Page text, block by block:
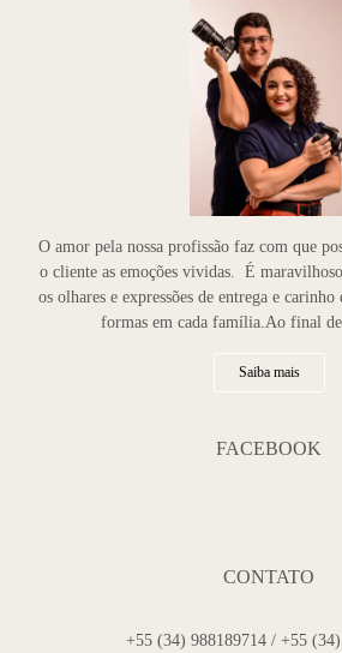
O amor pela nossa profissão faz com que
o cliente as emoções vividas. É
os olhares e expressões de entrega e
formas em cada família.Ao final
Saiba mais
FACEBOOK
CONTATO
+55 (34) 988189714 / +55